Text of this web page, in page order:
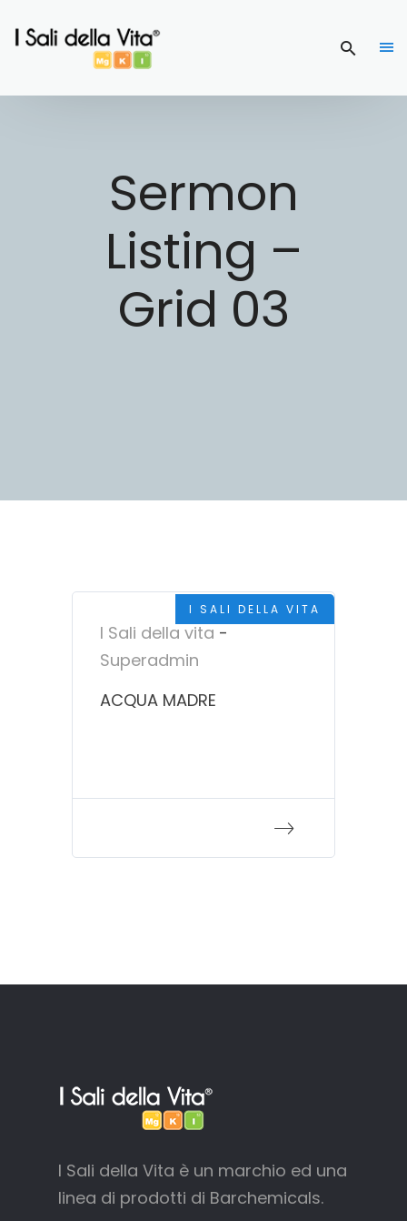
Sermon
Listing –
Grid 03
I SALI DELLA VITA
I Sali della vita -
Superadmin
ACQUA MADRE
I Sali della Vita è un marchio ed una
linea di prodotti di Barchemicals.